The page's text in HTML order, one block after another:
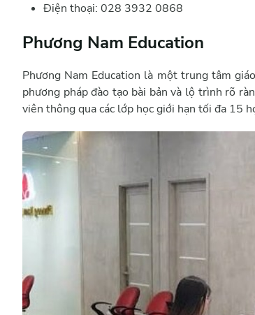
Điện thoại: 028 3932 0868
Phương Nam Education
Phương Nam Education là một trung tâm
phương pháp đào tạo bài bản và lộ trình rõ
viên thông qua các lớp học giới hạn tối đa 15